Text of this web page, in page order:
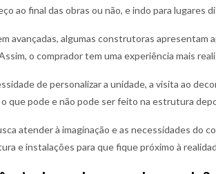
ao final das obras ou não, e indo para lugares
avançadas, algumas construtoras
o comprador tem uma experiência mais
de personalizar a unidade, a visita ao
que pode e não pode ser feito na estrutura
atender à imaginação e as necessidades do
e instalações para que fique próximo à